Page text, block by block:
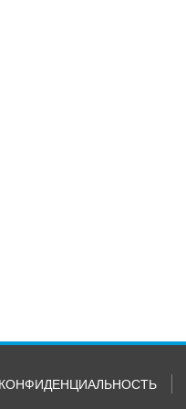
КОНФИДЕНЦИАЛЬНОСТЬ